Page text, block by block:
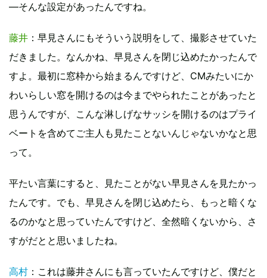
―そんな設定があったんですね。
藤井 ：早見さんにもそういう説明をして、撮影させていた
だきました。なんかね、早見さんを閉じ込めたかったんで
すよ。最初に窓枠から始まるんですけど、CMみたいにか
わいらしい窓を開けるのは今までやられたことがあったと
思うんですが、こんな淋しげなサッシを開けるのはプライ
ベートを含めてご主人も見たことないんじゃないかなと思
って。
平たい言葉にすると、見たことがない早見さんを見たかっ
たんです。でも、早見さんを閉じ込めたら、もっと暗くな
るのかなと思っていたんですけど、全然暗くないから、さ
すがだとと思いましたね。
高村 ：これは藤井さんにも言っていたんですけど、僕だと